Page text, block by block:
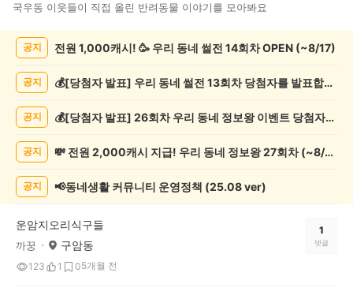
국우동 이웃들이 직접 올린 반려동물 이야기를 모아봐요
록
공지 전원 1,000캐시! 🥳 우리 동네 썰전 14회차 OPEN (~8/17)
공지 💰[당첨자 발표] 우리 동네 썰전 13회차 당첨자를 발표합니다!
공지 💰[당첨자 발표] 26회차 우리 동네 정보왕 이벤트 당첨자를 발표합니다!
공지 💸 전원 2,000캐시 지급! 우리 동네 정보왕 27회차 (~8/10)
공지 📢동네생활 커뮤니티 운영정책 (25.08 ver)
운암지오리식구들
까꿍 구암동
123 1 05개월 전
1
댓글